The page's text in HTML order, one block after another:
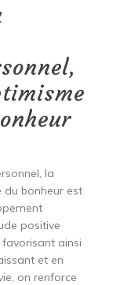
la
du bonheur est
positive
ainsi
et en
on renforce